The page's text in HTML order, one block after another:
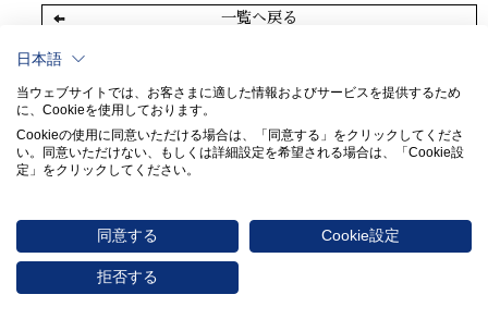
一覧へ戻る
〒451-8501 愛知県名古屋市西区則武新町3-1-36
0570-017114
日本語
当ウェブサイトでは、お客さまに適した情報およびサービスを提供するため
に、Cookieを使用しております。
Cookieの使用に同意いただける場合は、「同意する」をクリックしてくださ
い。​同意いただけない、もしくは詳細設定を希望される場合は、「Cookie設
定」をクリックしてください。​
同意する Cookie設定
拒否する